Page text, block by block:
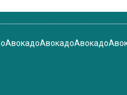
АвокадоАвокадоАвокадо